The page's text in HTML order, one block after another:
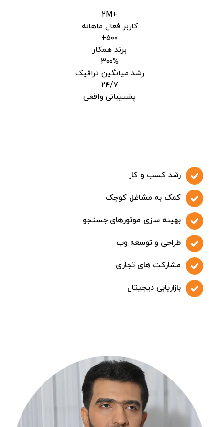
+۲M
کاربر فعال ماهانه
۵۰۰+
برند همکار
۳۰۰%
رشد میانگین ترافیک
۲۴/۷
پشتیبانی واقعی
رشد کسب و کار
کمک به مشاغل کوچک
بهینه سازی موتورهای جستجو
طراحی و توسعه وب
مشارکت های تجاری
بازاریابی دیجیتال